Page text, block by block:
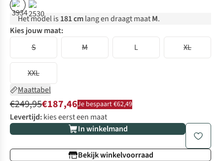
% %
Het model is 181 cmlang en draagt maatM.
Kies jouw maat:
S
M L XL
XXL
Maattabel
€249,95€187,46Je bespaart €62,49
Levertijd:kies eerst een maat
In winkelmand
Bekijk winkelvoorraad